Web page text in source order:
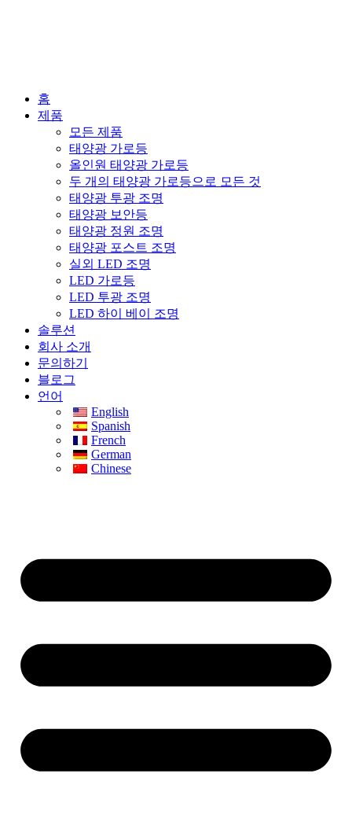
홈
제품
모든 제품
태양광 가로등
올인원 태양광 가로등
두 개의 태양광 가로등으로 모든 것
태양광 투광 조명
태양광 보안등
태양광 정원 조명
태양광 포스트 조명
실외 LED 조명
LED 가로등
LED 투광 조명
LED 하이 베이 조명
솔루션
회사 소개
문의하기
블로그
언어
English
Spanish
French
German
Chinese